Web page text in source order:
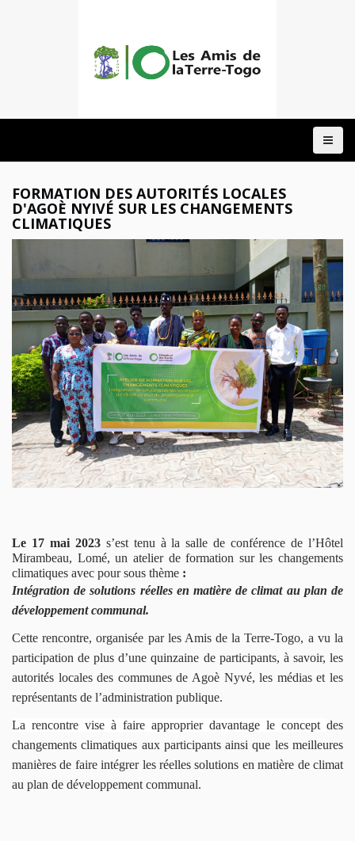
PROPOS
ACTION
PROJETS
DOCUMENTS
HISTOIRES
ET
CAMPAGNES
EN
FORMATION DES AUTORITÉS LOCALES
D'AGOÈ NYIVÉ SUR LES CHANGEMENTS
CLIMATIQUES
Le 17 mai 2023 s’est tenu à la salle de conférence de l’Hôtel
Mirambeau, Lomé, un atelier de formation sur les changements
climatiques avec pour sous thème :
Intégration de solutions réelles en matière de climat au plan de
développement communal.
Cette rencontre, organisée par les Amis de la Terre-Togo, a vu la
participation de plus d’une quinzaine de participants, à savoir, les
autorités locales des communes de Agoè Nyvé, les médias et les
représentants de l’administration publique.
La rencontre vise à faire approprier davantage le concept des
changements climatiques aux participants ainsi que les meilleures
manières de faire intégrer les réelles solutions en matière de climat
au plan de développement communal.